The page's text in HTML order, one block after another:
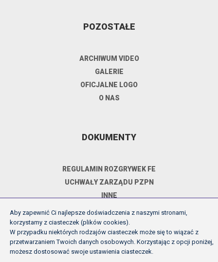
POZOSTAŁE
ARCHIWUM VIDEO
GALERIE
OFICJALNE LOGO
O NAS
DOKUMENTY
REGULAMIN ROZGRYWEK FE
UCHWAŁY ZARZĄDU PZPN
INNE
POLITYKA PRYWATNOŚCI
Copyright (c) Futsal Ekstraklasa 2026
Aby zapewnić Ci najlepsze doświadczenia z naszymi stronami,
korzystamy z ciasteczek (plików cookies).
W przypadku niektórych rodzajów ciasteczek może się to wiązać z
przetwarzaniem Twoich danych osobowych. Korzystając z opcji poniżej,
możesz dostosować swoje ustawienia ciasteczek.